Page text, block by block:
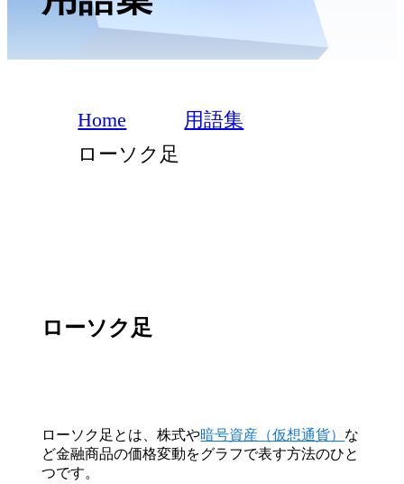
Home
用語集
ローソク足
ローソク足
ローソク足とは、株式や暗号資産（仮想通貨） な
ど金融商品の価格変動をグラフで表す方法のひと
つです。